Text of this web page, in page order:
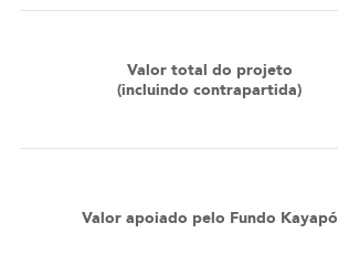
Valor total do projeto
(incluindo contrapartida)
Valor apoiado pelo Fundo Kayapó